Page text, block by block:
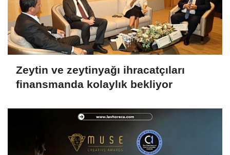
Zeytin ve zeytinyağı ihracatçıları
finansmanda kolaylık bekliyor